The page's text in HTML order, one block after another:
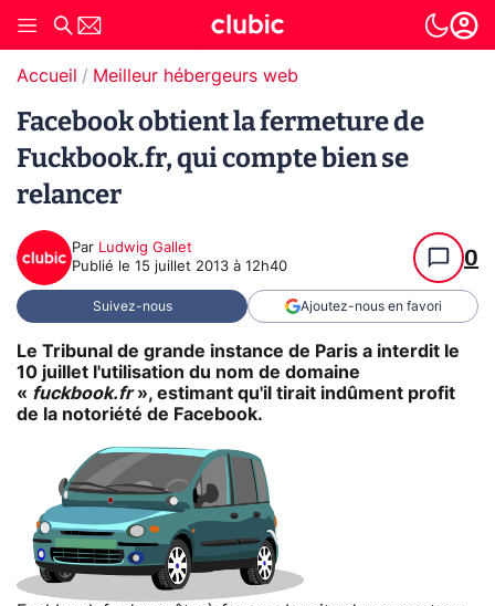
Accueil Meilleur hébergeurs web
Facebook obtient la fermeture de
Fuckbook.fr, qui compte bien se
relancer
Par Ludwig Gallet
Publié le 15 juillet 2013 à 12h40 0
Suivez-nous Ajoutez-nous en favori
Le Tribunal de grande instance de Paris a interdit le
10 juillet l'utilisation du nom de domaine
« fuckbook.fr», estimant qu'il tirait indûment profit
de la notoriété de Facebook.